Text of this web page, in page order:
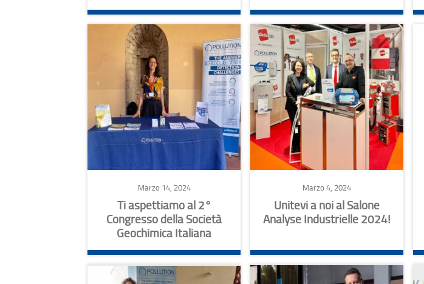
Marzo 14, 2024
Ti aspettiamo al 2°
Congresso della Società
Geochimica Italiana
Marzo 4, 2024
Unitevi a noi al Salone
Analyse Industrielle 2024!